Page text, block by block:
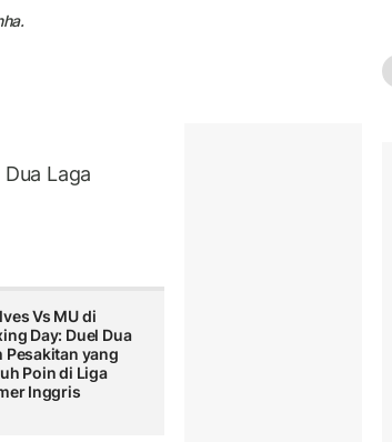
Laga
Vs MU di
Day: Duel Dua
Pesakitan yang
Poin di Liga
Inggris